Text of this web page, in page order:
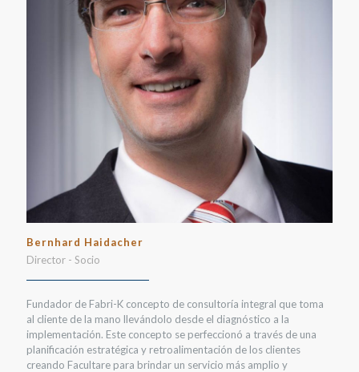
Bernhard Haidacher
Director - Socio
Fundador de Fabri-K concepto de consultoría integral que toma
al cliente de la mano llevándolo desde el diagnóstico a la
implementación. Este concepto se perfeccionó a través de una
planificación estratégica y retroalimentación de los clientes
creando Facultare para brindar un servicio más amplio y